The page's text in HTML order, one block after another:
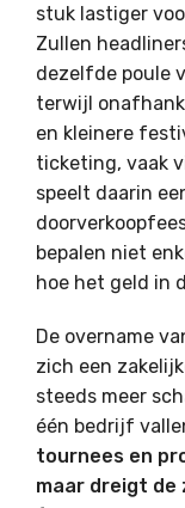
stuk lastiger
Zullen
dezelfde poule
terwijl
en kleinere
ticketing, vaak
speelt daarin
bepalen niet
hoe het geld in
De overname
zich een
steeds meer
één bedrijf
tournees en
maar dreigt de